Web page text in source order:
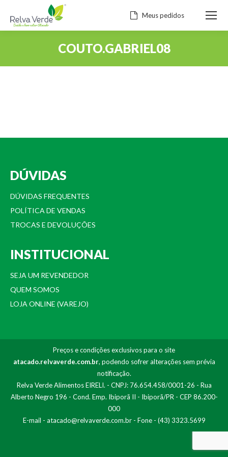
Meus pedidos
COUTO.GABRIEL08
DÚVIDAS
DÚVIDAS FREQUENTES
POLÍTICA DE VENDAS
TROCAS E DEVOLUÇÕES
INSTITUCIONAL
SEJA UM REVENDEDOR
QUEM SOMOS
LOJA ONLINE (VAREJO)
Preços e condições exclusivos para o site
atacado.relvaverde.com.br, podendo sofrer alterações sem prévia
notificação.
Relva Verde Alimentos EIRELI. - CNPJ: 76.654.458/0001-26 - Rua
Alberto Negro 196 - Cond. Emp. Ibiporã II - Ibiporã/PR - CEP 86.200-
000
E-mail - atacado@relvaverde.com.br- Fone - (43) 3323.5699